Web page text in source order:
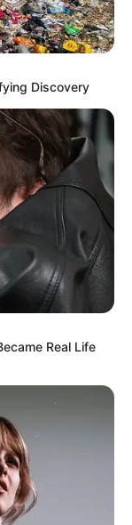
Discovery
Real Life